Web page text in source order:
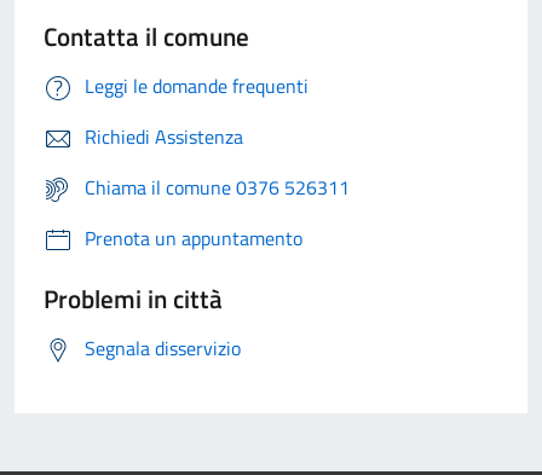
Contatta il comune
Leggi le domande frequenti
Richiedi Assistenza
Chiama il comune 0376 526311
Prenota un appuntamento
Problemi in città
Segnala disservizio